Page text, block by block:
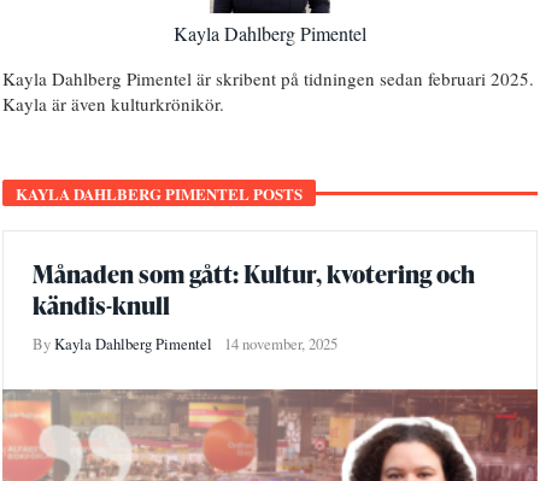
Kayla Dahlberg Pimentel
Kayla Dahlberg Pimentel är skribent på tidningen sedan februari 2025.
Kayla är även kulturkrönikör.
KAYLA DAHLBERG PIMENTEL POSTS
Månaden som gått: Kultur, kvotering och
kändis-knull
ByKayla Dahlberg Pimentel 14 november, 2025